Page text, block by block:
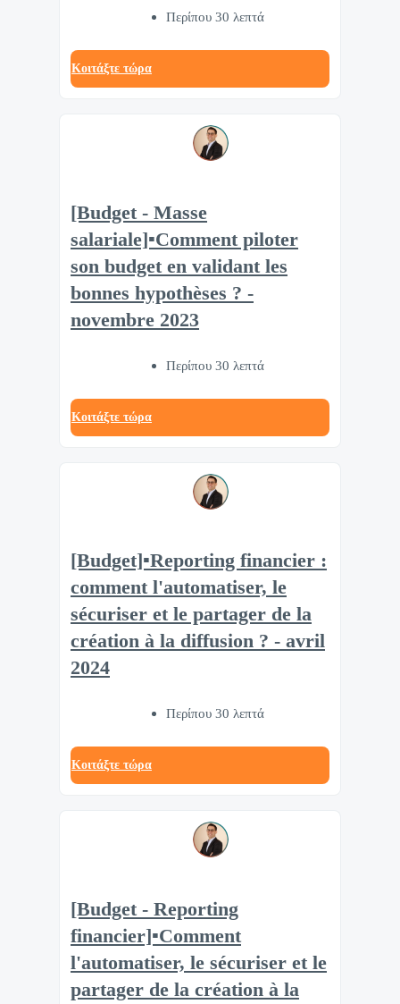
Περίπου 30 λεπτά
Κοιτάξτε τώρα
[Budget - Masse
salariale]▪️Comment piloter
son budget en validant les
bonnes hypothèses ? -
novembre 2023
Περίπου 30 λεπτά
Κοιτάξτε τώρα
[Budget]▪️Reporting financier :
comment l'automatiser, le
sécuriser et le partager de la
création à la diffusion ? - avril
2024
Περίπου 30 λεπτά
Κοιτάξτε τώρα
[Budget - Reporting
financier]▪️Comment
l'automatiser, le sécuriser et le
partager de la création à la